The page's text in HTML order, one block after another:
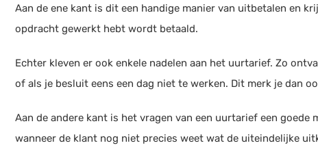
Aan de ene kant is dit een handige manier van uitbetalen en
opdracht gewerkt hebt wordt betaald.
Echter kleven er ook enkele nadelen aan het uurtarief. Zo
of als je besluit eens een dag niet te werken. Dit merk je dan
Aan de andere kant is het vragen van een uurtarief een
wanneer de klant nog niet precies weet wat de uiteindelijke